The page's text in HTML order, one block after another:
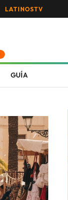
LATINOSTV
GUÍA